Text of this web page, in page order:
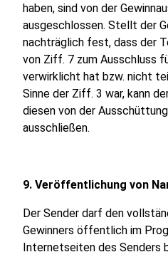
haben, sind von der
ausgeschlossen. Stellt der
nachträglich fest, dass der
von Ziff. 7 zum Ausschluss
verwirklicht hat bzw. nicht
Sinne der Ziff. 3 war, kann
diesen von der
ausschließen.
9. Veröffentlichung von
Der Sender darf den
Gewinners öffentlich im
Internetseiten des Senders